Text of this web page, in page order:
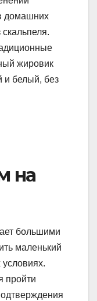
домашних
жировик
и белый, без
на
большими
маленький
пройти